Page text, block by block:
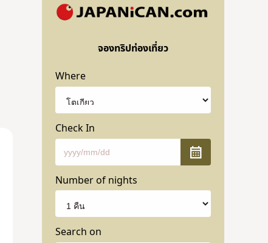
จองทริปท่องเที่ยว
Where
Check In
Number of nights
Search on